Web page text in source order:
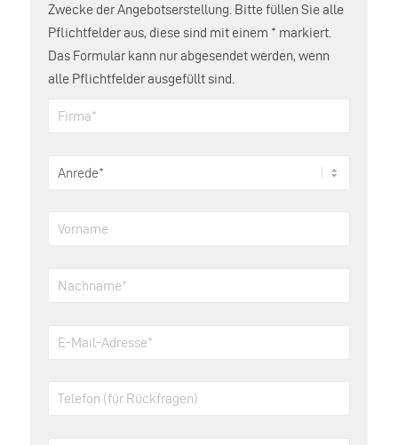
Zwecke der Angebotserstellung. Bitte füllen Sie alle
Pflichtfelder aus, diese sind mit einem * markiert.
Das Formular kann nur abgesendet werden, wenn
alle Pflichtfelder ausgefüllt sind.